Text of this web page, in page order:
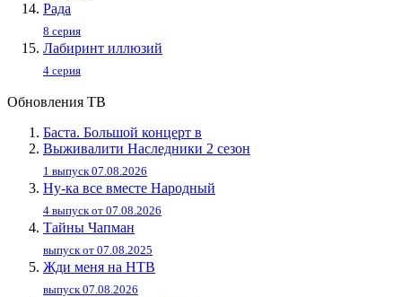
Рада
8 серия
Лабиринт иллюзий
4 серия
Обновления ТВ
Баста. Большой концерт в
Выживалити Наследники 2 сезон
1 выпуск 07.08.2026
Ну-ка все вместе Народный
4 выпуск от 07.08.2026
Тайны Чапман
выпуск от 07.08.2025
Жди меня на НТВ
выпуск 07.08.2026